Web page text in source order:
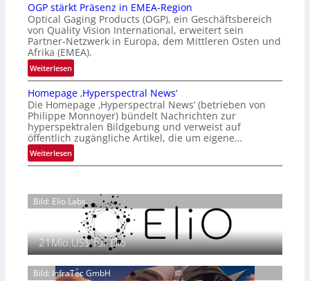
n
n
u
r
t
e
n
t
r
o
l
e
t
i
o
n
l
V
i
s
i
o
n
g
h
2
0
6
l
a
n
d
o
b
e
t
e
i
i
g
s
i
h
a
S
OGP stärkt Präsenz in EMEA-Region
Optical Gaging Products (OGP), ein Geschäftsbereich
von Quality Vision International, erweitert sein
Partner-Netzwerk in Europa, dem Mittleren Osten und
Afrika (EMEA).
Weiterlesen:
O
G
P
s
t
ä
r
P
r
s
e
n
z
Homepage ‚Hyperspectral News‘
Die Homepage ‚Hyperspectral News‘ (betrieben von
Philippe Monnoyer) bündelt Nachrichten zur
hyperspektralen Bildgebung und verweist auf
öffentlich zugängliche Artikel, die um eigene…
Weiterlesen:
H
m
e
g
e
‚
Bild: Elio Labs.
21Mio.US$ für Elio
Bild: InfraTec GmbH